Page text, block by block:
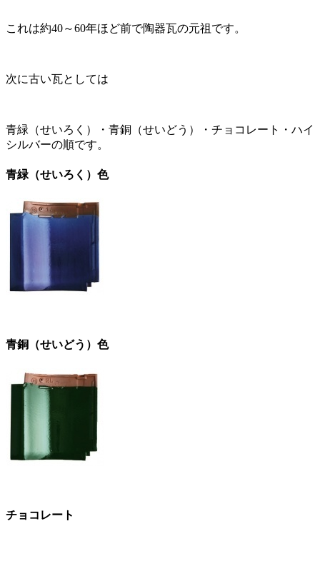
これは約40～60年ほど前で陶器瓦の元祖です。
次に古い瓦としては
青緑（せいろく）・青銅（せいどう）・チョコレート・ハイ
シルバーの順です。
青緑（せいろく）色
青銅（せいどう）色
チョコレート